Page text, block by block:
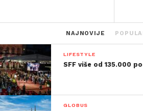
NAJNOVIJE
LIFESTYLE
SFF više od 135.000
GLOBUS